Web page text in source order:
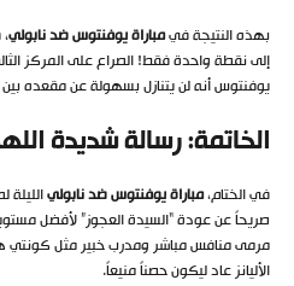
بهذه النتيجة فيمباراة يوفنتوس ضد نابولي
إلى نقطة واحدة فقط! الصراع على المركز
يوفنتوس أنه لن يتنازل بسهولة عن مقعده بين
الخاتمة: رسالة شديدة
في الختام،مباراة يوفنتوس ضد نابولي
صريحاً عن عودة “السيدة العجوز” لأفضل
مرمى منافس مباشر ومدرب خبير مثل كونتي
الأليانز عاد ليكون حصناً منيعاً.